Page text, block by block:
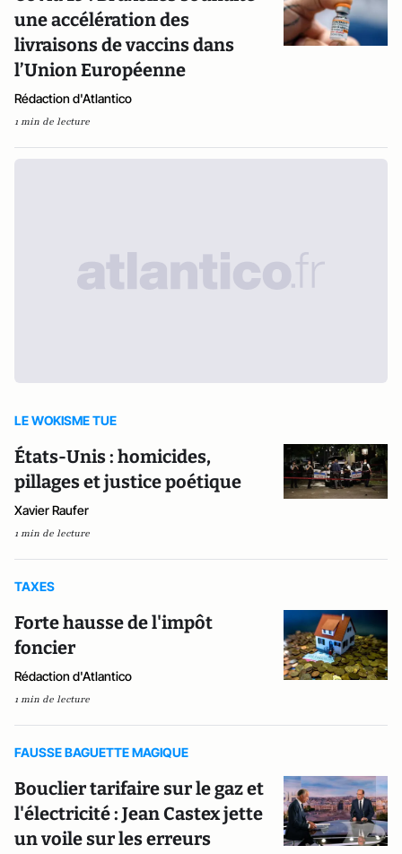
une accélération des
livraisons de vaccins dans
l’Union Européenne
Rédaction d'Atlantico
1 min de lecture
LE WOKISME TUE
États-Unis : homicides,
pillages et justice poétique
Xavier Raufer
1 min de lecture
TAXES
Forte hausse de l'impôt
foncier
Rédaction d'Atlantico
1 min de lecture
FAUSSE BAGUETTE MAGIQUE
Bouclier tarifaire sur le gaz et
l'électricité : Jean Castex jette
un voile sur les erreurs